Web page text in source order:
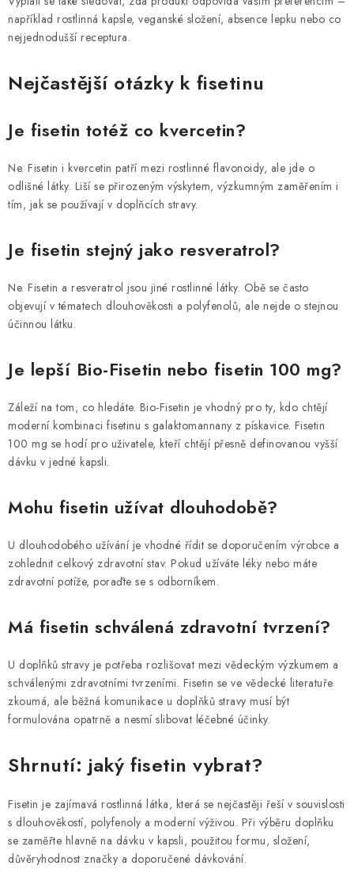
například rostlinná kapsle, veganské složení, absence lepku nebo co
nejjednodušší receptura.
Nejčastější otázky k fisetinu
Je fisetin totéž co kvercetin?
Ne. Fisetin i kvercetin patří mezi rostlinné flavonoidy, ale jde o
odlišné látky. Liší se přirozeným výskytem, výzkumným zaměřením i
tím, jak se používají v doplňcích stravy.
Je fisetin stejný jako resveratrol?
Ne. Fisetin a resveratrol jsou jiné rostlinné látky. Obě se často
objevují v tématech dlouhověkosti a polyfenolů, ale nejde o stejnou
účinnou látku.
Je lepší Bio-Fisetin nebo fisetin 100 mg?
Záleží na tom, co hledáte. Bio-Fisetin je vhodný pro ty, kdo chtějí
moderní kombinaci fisetinu s galaktomannany z pískavice. Fisetin
100 mg se hodí pro uživatele, kteří chtějí přesně definovanou vyšší
dávku v jedné kapsli.
Mohu fisetin užívat dlouhodobě?
U dlouhodobého užívání je vhodné řídit se doporučením výrobce a
zohlednit celkový zdravotní stav. Pokud užíváte léky nebo máte
zdravotní potíže, poraďte se s odborníkem.
Má fisetin schválená zdravotní tvrzení?
U doplňků stravy je potřeba rozlišovat mezi vědeckým výzkumem a
schválenými zdravotními tvrzeními. Fisetin se ve vědecké literatuře
zkoumá, ale běžná komunikace u doplňků stravy musí být
formulována opatrně a nesmí slibovat léčebné účinky.
Shrnutí: jaký fisetin vybrat?
Fisetin je zajímavá rostlinná látka, která se nejčastěji řeší v souvislosti
s dlouhověkostí, polyfenoly a moderní výživou. Při výběru doplňku
se zaměřte hlavně na dávku v kapsli, použitou formu, složení,
důvěryhodnost značky a doporučené dávkování.